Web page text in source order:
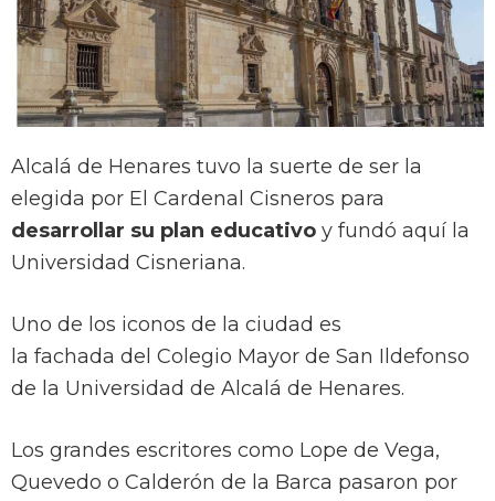
Alcalá de Henares tuvo la suerte de ser la
elegida por El Cardenal Cisneros para
desarrollar su plan educativo y fundó aquí la
Universidad Cisneriana.
Uno de los iconos de la ciudad es
la fachada del Colegio Mayor de San Ildefonso
de la Universidad de Alcalá de Henares.
Los grandes escritores como Lope de Vega,
Quevedo o Calderón de la Barca pasaron por